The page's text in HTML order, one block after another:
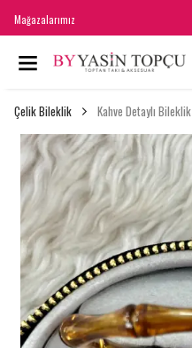
Mağazalarımız
Çelik Bileklik Kahve Detaylı Bileklik